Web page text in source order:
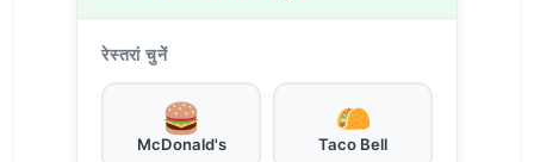
रेस्तरां चुनें
McDonald's Taco Bell